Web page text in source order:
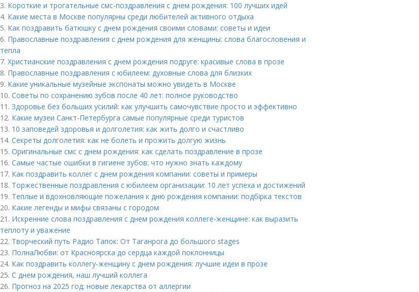
3. Короткие и трогательные смс-поздравления с днем рождения: 100 лучших идей
4. Какие места в Москве популярны среди любителей активного отдыха
5. Как поздравить батюшку с днем рождения своими словами: советы и идеи
6. Православные поздравления с днем рождения для женщины: слова благословения и
тепла
7. Христианские поздравления с днем рождения подруге: красивые слова в прозе
8. Православные поздравления с юбилеем: духовные слова для близких
9. Какие уникальные музейные экспонаты можно увидеть в Москве
10. Советы по сохранению зубов после 40 лет: полное руководство
11. Здоровье без больших усилий: как улучшить самочувствие просто и эффективно
12. Какие музеи Санкт-Петербурга самые популярные среди туристов
13. 10 заповедей здоровья и долголетия: как жить долго и счастливо
14. Секреты долголетия: как не болеть и прожить долгую жизнь
15. Оригинальные смс с днем рождения: как сделать поздравление в прозе
16. Самые частые ошибки в гигиене зубов: что нужно знать каждому
17. Как поздравить коллег с днем рождения компании: советы и примеры
18. Торжественные поздравления с юбилеем организации: 10 лет успеха и достижений
19. Теплые и вдохновляющие пожелания к дню рождения компании: подбірка текстов
20. Какие легенды и мифы связаны с городом
21. Искренние слова поздравления с днем рождения коллеге-женщине: как выразить
теплоту и уважение
22. Творческий путь Радио Тапок: От Таганрога до большого stages
23. ПолнаЛюбви: от Красноярска до сердца каждой поклонницы
24. Как поздравить коллегу-женщину с днем рождения: лучшие идеи в прозе
25. С днем рождения, наш лучший коллега
26. Прогноз на 2025 год: новые лекарства от аллергии